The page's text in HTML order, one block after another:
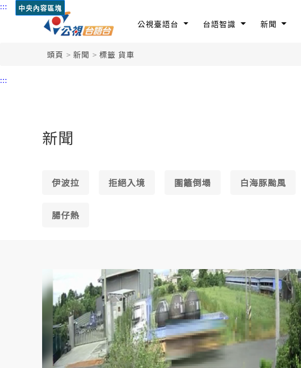
::: 中央內容區塊
公視臺語台 台語智識 新聞
頭頁 新聞 標籤 貨車
:::
新聞
伊波拉 拒絕入境 圍籬倒塌 白海豚颱風
腸仔熱